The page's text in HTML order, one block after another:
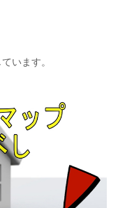
います。